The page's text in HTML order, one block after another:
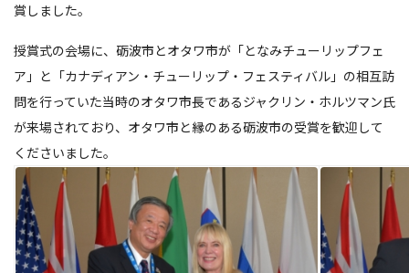
賞しました。
授賞式の会場に、砺波市とオタワ市が「となみチューリップフェ
ア」と「カナディアン・チューリップ・フェスティバル」の相互訪
問を行っていた当時のオタワ市長であるジャクリン・ホルツマン氏
が来場されており、オタワ市と縁のある砺波市の受賞を歓迎して
くださいました。